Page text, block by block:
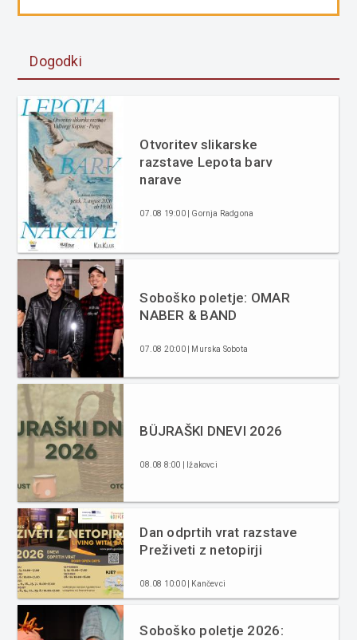
Dogodki
Otvoritev slikarske
razstave Lepota barv
narave
07.08 19:00 | Gornja Radgona
Soboško poletje: OMAR
NABER & BAND
07.08 20:00 | Murska Sobota
BÜJRAŠKI DNEVI 2026
08.08 8:00 | Ižakovci
Dan odprtih vrat razstave
Preživeti z netopirji
08.08 10:00 | Kančevci
Soboško poletje 2026: